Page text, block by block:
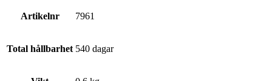
Artikelnr 7961
Total hållbarhet 540 dagar